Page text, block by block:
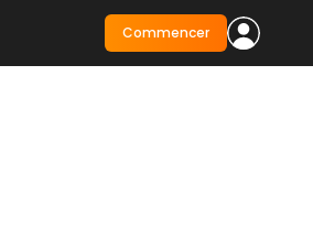
Commencer